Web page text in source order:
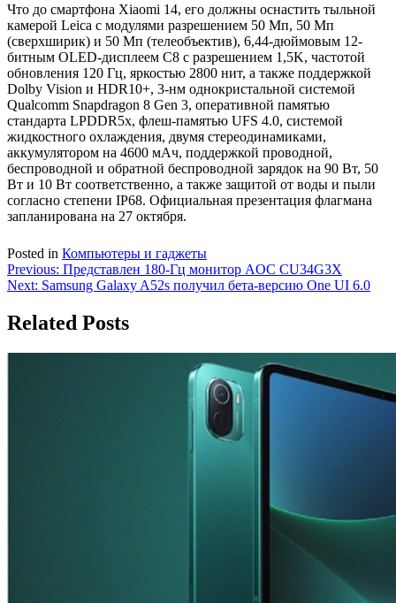
Что до смартфона Xiaomi 14, его должны оснастить тыльной
камерой Leica с модулями разрешением 50 Мп, 50 Мп
(сверхширик) и 50 Мп (телеобъектив), 6,44-дюймовым 12-
битным OLED-дисплеем C8 с разрешением 1,5K, частотой
обновления 120 Гц, яркостью 2800 нит, а также поддержкой
Dolby Vision и HDR10+, 3-нм однокристальной системой
Qualcomm Snapdragon 8 Gen 3, оперативной памятью
стандарта LPDDR5x, флеш-памятью UFS 4.0, системой
жидкостного охлаждения, двумя стереодинамиками,
аккумулятором на 4600 мАч, поддержкой проводной,
беспроводной и обратной беспроводной зарядок на 90 Вт, 50
Вт и 10 Вт соответственно, а также защитой от воды и пыли
согласно степени IP68. Официальная презентация флагмана
запланирована на 27 октября.
Posted in Компьютеры и гаджеты
Навигация
по
записям
Previous: Представлен 180-Гц монитор AOC CU34G3X
Next: Samsung Galaxy A52s получил бета-версию One UI 6.0
Related Posts